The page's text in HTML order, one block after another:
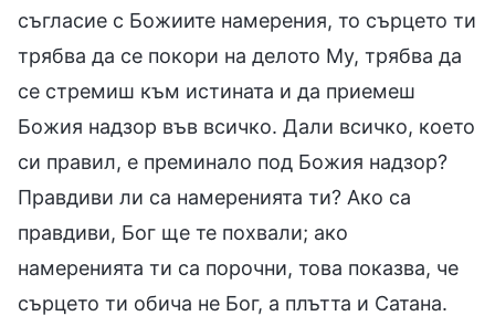
съгласие с Божиите намерения, то сърцето ти
трябва да се покори на делото Му, трябва да
се стремиш към истината и да приемеш
Божия надзор във всичко. Дали всичко, което
си правил, е преминало под Божия надзор?
Правдиви ли са намеренията ти? Ако са
правдиви, Бог ще те похвали; ако
намеренията ти са порочни, това показва, че
сърцето ти обича не Бог, а плътта и Сатана.